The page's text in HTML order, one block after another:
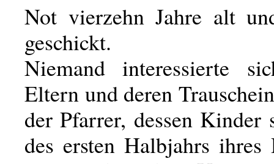
Not vierzehn Jahre alt
geschickt.
Niemand interessierte
Eltern und deren
der Pfarrer, dessen Kinder
des ersten Halbjahrs ihres